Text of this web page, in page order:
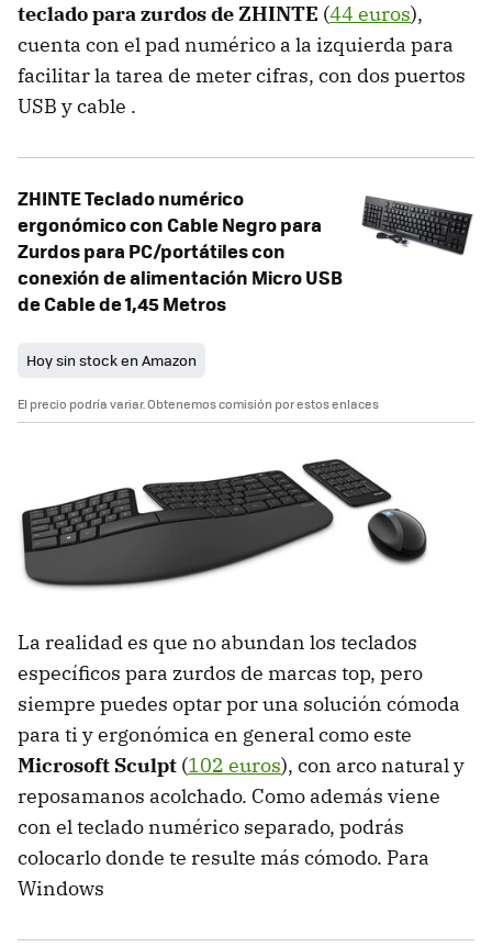
teclado para zurdos de ZHINTE (44 euros),
cuenta con el pad numérico a la izquierda para
facilitar la tarea de meter cifras, con dos puertos
USB y cable .
ZHINTE Teclado numérico
ergonómico con Cable Negro para
Zurdos para PC/portátiles con
conexión de alimentación Micro USB
de Cable de 1,45 Metros
Hoy sin stock en Amazon
El precio podría variar. Obtenemos comisión por estos enlaces
La realidad es que no abundan los teclados
específicos para zurdos de marcas top, pero
siempre puedes optar por una solución cómoda
para ti y ergonómica en general como este
Microsoft Sculpt (102 euros), con arco natural y
reposamanos acolchado. Como además viene
con el teclado numérico separado, podrás
colocarlo donde te resulte más cómodo. Para
Windows